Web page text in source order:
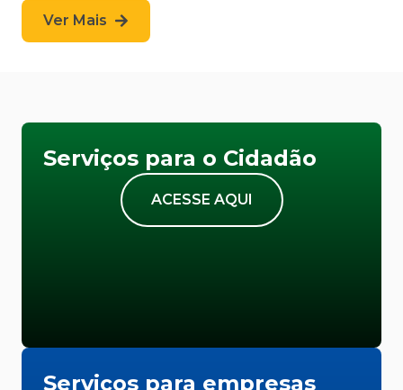
Ver Mais
Serviços para o Cidadão
ACESSE AQUI
Serviços para empresas